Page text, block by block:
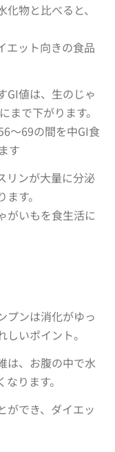
物と比べると、
エット向きの食品
GI値は、生のじゃ
まで下がります。
～69の間を中GI食
す
リンが大量に分泌
す。
がいもを食生活に
プンは消化がゆっ
しいポイント。
は、お腹の中で水
ります。
ができ、ダイエッ